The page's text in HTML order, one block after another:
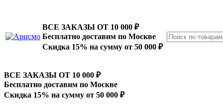
ВСЕ ЗАКАЗЫ ОТ 10 000 ₽
Бесплатно доставим по Москве
Скидка 15% на сумму от 50 000 ₽
ВСЕ ЗАКАЗЫ ОТ 10 000 ₽
Бесплатно доставим по Москве
Скидка 15% на сумму от 50 000 ₽